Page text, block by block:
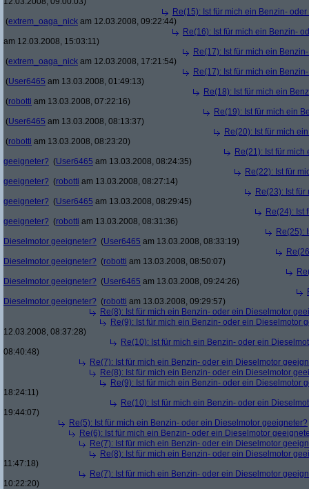
Re(15): Ist für mich ein Benzin-
(extrem_oaga_nick am 12.03.2008, 09:22:44)
Re(16): Ist für mich ein Benzin-
am 12.03.2008, 15:03:11)
Re(17): Ist für mich ein
(extrem_oaga_nick am 12.03.2008, 17:21:54)
Re(17): Ist für mich ein
(User6465 am 13.03.2008, 01:49:13)
Re(18): Ist für mich ein
(robotti am 13.03.2008, 07:22:16)
Re(19): Ist für mich ein
(User6465 am 13.03.2008, 08:13:37)
Re(20): Ist für mich
(robotti am 13.03.2008, 08:23:20)
Re(21): Ist für
geeigneter? (User6465 am 13.03.2008, 08:24:35)
Re(22): Ist für
geeigneter? (robotti am 13.03.2008, 08:27:14)
Re(23): Ist
geeigneter? (User6465 am 13.03.2008, 08:29:45)
Re(24): Ist
geeigneter? (robotti am 13.03.2008, 08:31:36)
Re(25):
Dieselmotor geeigneter? (User6465 am 13.03.2008, 08:33:19)
Dieselmotor geeigneter? (robotti am 13.03.2008, 08:50:07)
Dieselmotor geeigneter? (User6465 am 13.03.2008, 09:24:26)
Dieselmotor geeigneter? (robotti am 13.03.2008, 09:29:57)
Re(8): Ist für mich ein Benzin- oder ein Dieselmotor
Re(9): Ist für mich ein Benzin- oder ein Dieselmotor
12.03.2008, 08:37:28)
Re(10): Ist für mich ein Benzin- oder ein
08:40:48)
Re(7): Ist für mich ein Benzin- oder ein Dieselmotor
Re(8): Ist für mich ein Benzin- oder ein Dieselmotor
Re(9): Ist für mich ein Benzin- oder ein Dieselmotor
18:24:11)
Re(10): Ist für mich ein Benzin- oder ein
19:44:07)
Re(5): Ist für mich ein Benzin- oder ein Dieselmotor geeigneter?
Re(6): Ist für mich ein Benzin- oder ein Dieselmotor
Re(7): Ist für mich ein Benzin- oder ein Dieselmotor
Re(8): Ist für mich ein Benzin- oder ein Dieselmotor
11:47:18)
Re(7): Ist für mich ein Benzin- oder ein Dieselmotor
10:22:20)